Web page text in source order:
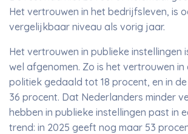
Het vertrouwen in het bedrijfsleven, is
vergelijkbaar niveau als vorig jaar.
Het vertrouwen in publieke instellingen
wel afgenomen. Zo is het vertrouwen
politiek gedaald tot 18 procent, en in
36 procent. Dat Nederlanders minder
hebben in publieke instellingen past in
trend: in 2025 geeft nog maar 53